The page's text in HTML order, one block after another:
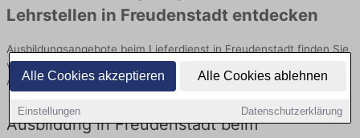
Alle Cookies akzeptieren Alle Cookies ablehnen
Einstellungen Datenschutzerklärung
Lehrstellen in Freudenstadt entdecken
Ausbildungsangebote beim Lieferdienst in Freudenstadt finden Sie
von namhaften Firmen. Entdecken Sie freie Optionen von Top-
Arbeitgebern und bewerben Sie sich noch heute.
Ausbildung in Freudenstadt beim